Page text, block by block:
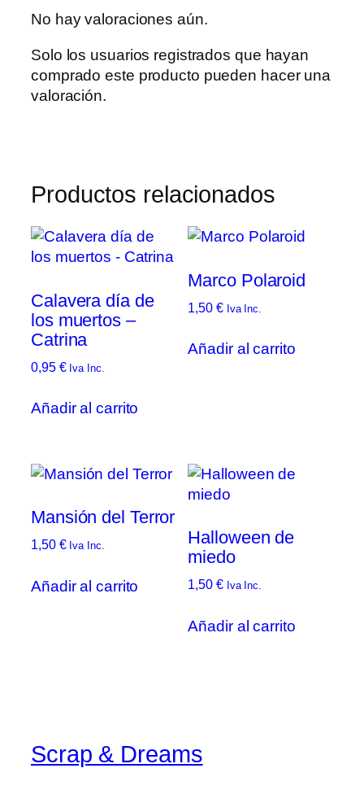
No hay valoraciones aún.
Solo los usuarios registrados que hayan
comprado este producto pueden hacer una
valoración.
Productos relacionados
Calavera día de
los muertos –
Catrina
0,95 € Iva Inc.
Añadir al carrito
Marco Polaroid
1,50 € Iva Inc.
Añadir al carrito
Mansión del Terror
1,50 € Iva Inc.
Añadir al carrito
Halloween de
miedo
1,50 € Iva Inc.
Añadir al carrito
Scrap & Dreams